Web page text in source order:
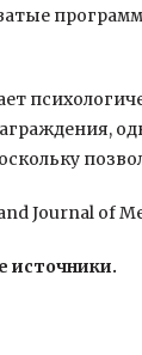
Journal of
источники.